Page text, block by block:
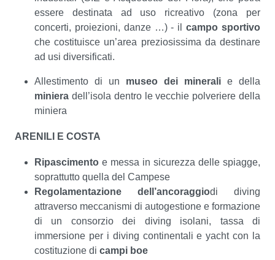
essere destinata ad uso ricreativo (zona per
concerti, proiezioni, danze …) - ilcampo sportivo
che costituisce un’area preziosissima da destinare
ad usi diversificati.
Allestimento di un museo dei minerali e della
miniera dell’isola dentro le vecchie polveriere della
miniera
ARENILI E COSTA
Ripascimento e messa in sicurezza delle spiagge,
soprattutto quella del Campese
Regolamentazione dell’ancoraggiodi diving
attraverso meccanismi di autogestione e formazione
di un consorzio dei diving isolani, tassa di
immersione per i diving continentali e yacht con la
costituzione di campi boe